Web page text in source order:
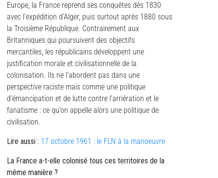
Europe, la France reprend ses conquêtes dès 1830
avec l’expédition d’Alger, puis surtout après 1880 sous
la Troisième République. Contrairement aux
Britanniques qui poursuivent des objectifs
mercantiles, les républicains développent une
justification morale et civilisationnelle de la
colonisation. Ils ne l’abordent pas dans une
perspective raciste mais comme une politique
d’émancipation et de lutte contre l’arriération et le
fanatisme : ce qu’on appelle alors une politique de
civilisation.
Lire aussi : 17 octobre 1961 : le FLN à la manoeuvre
La France a-t-elle colonisé tous ces territoires de la
même manière ?